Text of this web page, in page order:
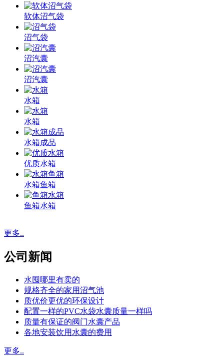
软体沼气袋
沼气袋
沼汽囊
沼汽囊
水箱
水箱
水箱成品
优质水箱
水箱鱼箱
鱼箱水箱
更多..
公司新闻
水囤哪里有卖的
规格齐全的家用沼气池
质优价更优的环保设计
配置一样的PVC水袋水囊质量一样吗
质量有保证的阀门水囊产品
各地安装饮用水囊的费用
更多..